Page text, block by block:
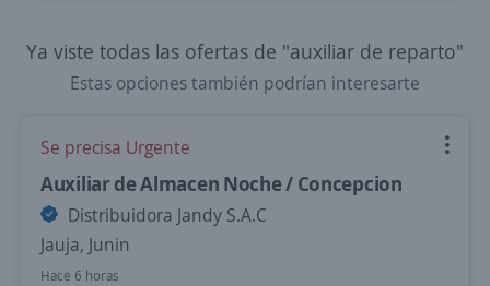
Ya viste todas las ofertas de "auxiliar de reparto"
Estas opciones también podrían interesarte
Se precisa Urgente
Auxiliar de Almacen Noche / Concepcion
Distribuidora Jandy S.A.C
Jauja, Junin
Hace 6 horas